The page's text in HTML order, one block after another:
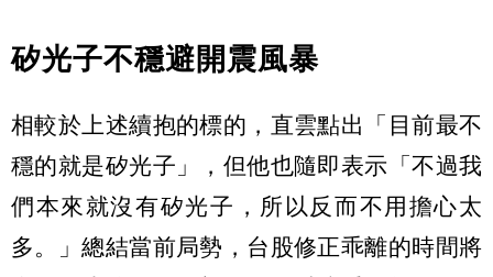
矽光子不穩避開震風暴
相較於上述續抱的標的，直雲點出「目前最不
穩的就是矽光子」，但他也隨即表示「不過我
們本來就沒有矽光子，所以反而不用擔心太
多。」總結當前局勢，台股修正乖離的時間將